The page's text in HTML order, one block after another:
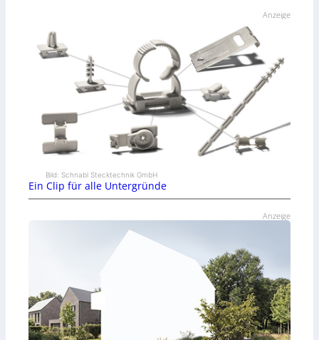
Anzeige
Bild: Schnabl Stecktechnik GmbH
Ein Clip für alle Untergründe
Anzeige